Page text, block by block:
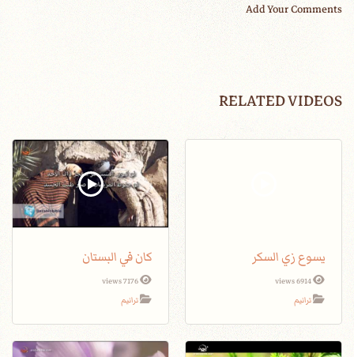
Add Your Comments
RELATED VIDEOS
يسوع زي السكر
6914 views
ترانيم
كان في البستان
7176 views
ترانيم